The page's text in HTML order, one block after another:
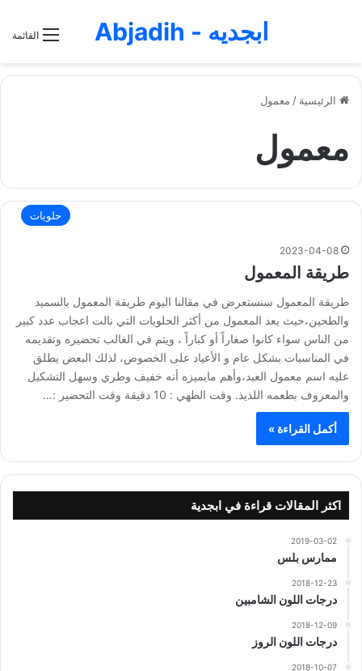
القائمة ابجديه - Abjadih
الرئيسية / معمول
معمول
حلويات
2023-04-08
طريقة المعمول
طريقة المعمول سنستعرض في مقالنا اليوم طريقة المعمول بالسميد
والطحين،حيث يعد المعمول من أكثر الحلويات التي نالت اعجاب عدد كبير
من الناس سواء كانوا صغاراً أو كباراً ، ويتم في الغالب تحضيره وتقديمه
في المناسبات بشكل عام و الأعياد على الخصوص، لذلك البعض يطلق
عليه اسم معمول العيد،وأهم مايميزه أنه خفيف وطري وسهل التشكيل
والمعروف بطعمه اللذيذ. وقت الطهي : 10 دقيقة وقت التحضير :…
أكمل القراءة »
اكثر المقالات قراءة في ابجدية
2019-03-02
ممارس بلس
2018-12-23
درجات اللون الشامبين
2018-12-09
درجات اللون الروز
2018-10-07